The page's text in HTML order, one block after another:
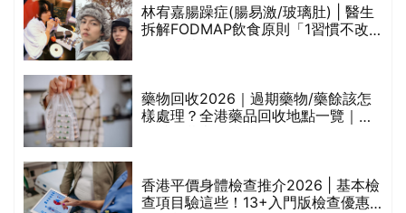
林宥嘉腸躁症(腸易激/玻璃肚) | 醫生
拆解FODMAP飲食原則「1習慣不改
藥物回收2026｜過期藥物/藥餘該怎
樣處理？全港藥品回收地點一覽｜屈
香港平價身體檢查推介2026 | 基本檢
查項目驗這些！13+入門版檢查優惠